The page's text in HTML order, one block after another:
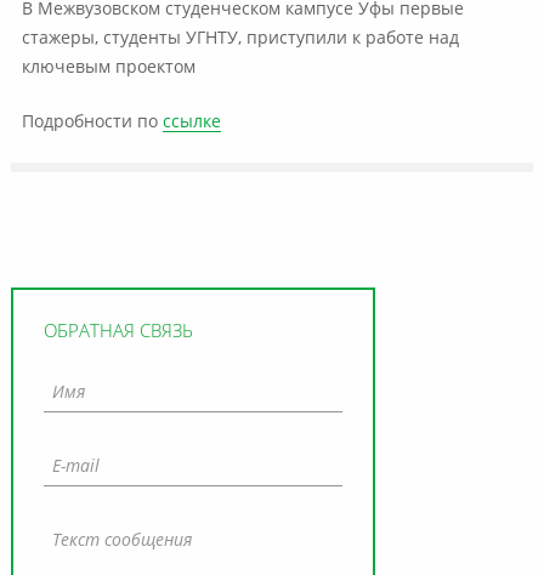
ОБРАТНАЯ СВЯЗЬ
В Межвузовском студенческом кампусе Уфы первые
стажеры, студенты УГНТУ, приступили к работе над
ключевым проектом
Подробности по ссылке